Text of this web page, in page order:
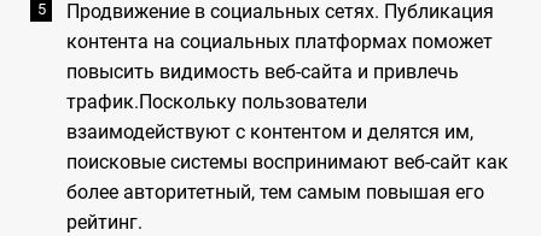
Продвижение в социальных сетях. Публикация
контента на социальных платформах поможет
повысить видимость веб-сайта и привлечь
трафик.Поскольку пользователи
взаимодействуют с контентом и делятся им,
поисковые системы воспринимают веб-сайт как
более авторитетный, тем самым повышая его
рейтинг.